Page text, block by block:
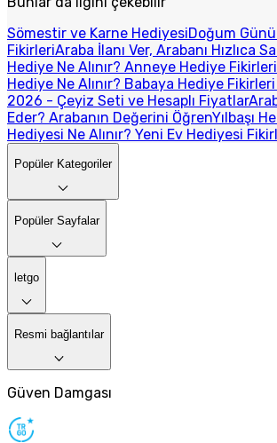
Sömestir ve Karne HediyesiDoğum
FikirleriAraba İlanı Ver, Arabanı Hızlıca
Hediye Ne Alınır? Anneye Hediye Fikirleri
Hediye Ne Alınır? Babaya Hediye Fikirleri
2026 - Çeyiz Seti ve Hesaplı Fiyatlar
Eder? Arabanın Değerini ÖğrenYılbaşı
Hediyesi Ne Alınır? Yeni Ev Hediyesi
Popüler Kategoriler
Popüler Sayfalar
letgo
Resmi bağlantılar
Güven Damgası